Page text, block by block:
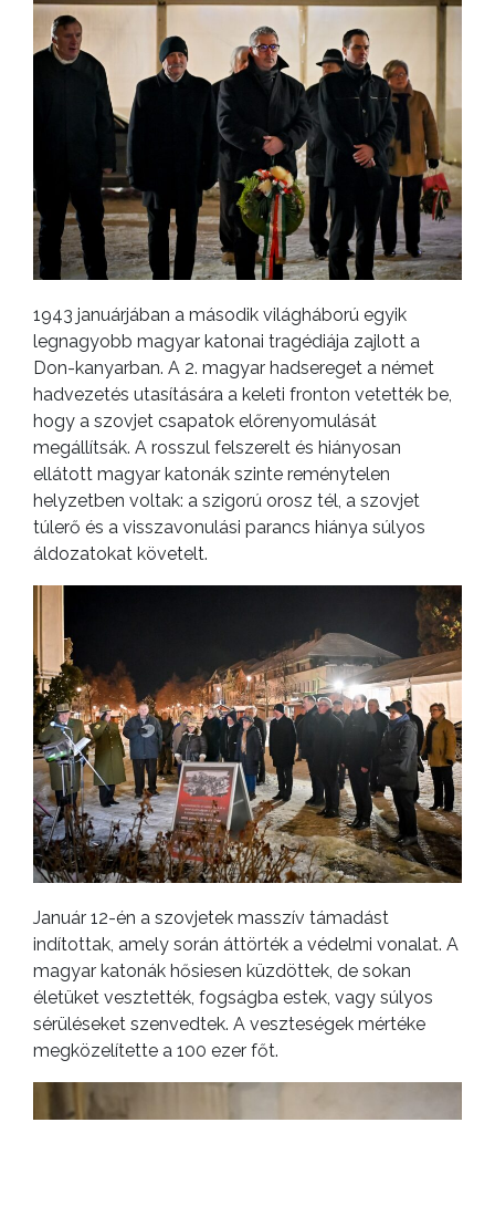
1943 januárjában a második világháború egyik
legnagyobb magyar katonai tragédiája zajlott a
Don-kanyarban. A 2. magyar hadsereget a német
hadvezetés utasítására a keleti fronton vetették be,
hogy a szovjet csapatok előrenyomulását
megállítsák. A rosszul felszerelt és hiányosan
ellátott magyar katonák szinte reménytelen
helyzetben voltak: a szigorú orosz tél, a szovjet
túlerő és a visszavonulási parancs hiánya súlyos
áldozatokat követelt.
Január 12-én a szovjetek masszív támadást
indítottak, amely során áttörték a védelmi vonalat. A
magyar katonák hősiesen küzdöttek, de sokan
életüket vesztették, fogságba estek, vagy súlyos
sérüléseket szenvedtek. A veszteségek mértéke
megközelítette a 100 ezer főt.